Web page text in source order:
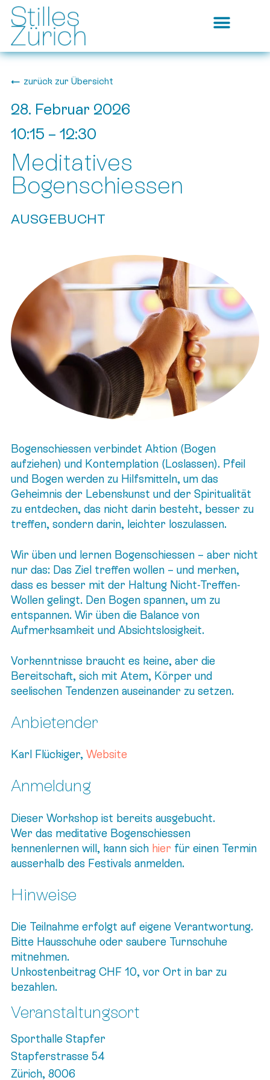
zurück zur Übersicht
28. Februar 2026
10:15 – 12:30
Meditatives
Bogenschiessen
AUSGEBUCHT
Bogenschiessen verbindet Aktion (Bogen
aufziehen) und Kontemplation (Loslassen). Pfeil
und Bogen werden zu Hilfsmitteln, um das
Geheimnis der Lebenskunst und der Spiritualität
zu entdecken, das nicht darin besteht, besser zu
treffen, sondern darin, leichter loszulassen.
Wir üben und lernen Bogenschiessen – aber nicht
nur das: Das Ziel treffen wollen – und merken,
dass es besser mit der Haltung Nicht-Treffen-
Wollen gelingt. Den Bogen spannen, um zu
entspannen. Wir üben die Balance von
Aufmerksamkeit und Absichtslosigkeit.
Vorkenntnisse braucht es keine, aber die
Bereitschaft, sich mit Atem, Körper und
seelischen Tendenzen auseinander zu setzen.
Anbietender
Karl Flückiger, Website
Anmeldung
Dieser Workshop ist bereits ausgebucht.
Wer das meditative Bogenschiessen
kennenlernen will, kann sich hier für einen Termin
ausserhalb des Festivals anmelden.
Hinweise
Die Teilnahme erfolgt auf eigene Verantwortung.
Bitte Hausschuhe oder saubere Turnschuhe
mitnehmen.
Unkostenbeitrag CHF 10, vor Ort in bar zu
bezahlen.
Veranstaltungsort
Sporthalle Stapfer
Stapferstrasse 54
Zürich, 8006